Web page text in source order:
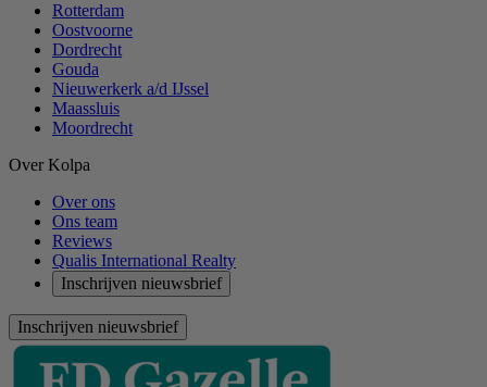
Rotterdam
Oostvoorne
Dordrecht
Gouda
Nieuwerkerk a/d IJssel
Maassluis
Moordrecht
Over Kolpa
Over ons
Ons team
Reviews
Qualis International Realty
Inschrijven nieuwsbrief
Inschrijven nieuwsbrief